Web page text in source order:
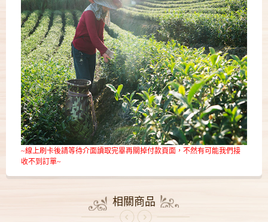
~線上刷卡後請等待介面讀取完畢再關掉付款頁面，不然有可能我們接
收不到訂單~
相關商品